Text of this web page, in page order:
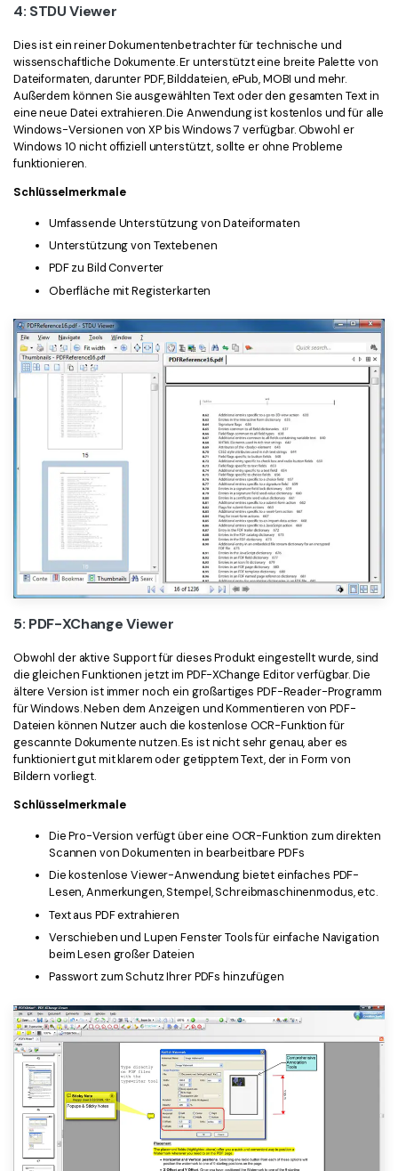
4: STDU Viewer
Dies ist ein reiner Dokumentenbetrachter für technische und
wissenschaftliche Dokumente. Er unterstützt eine breite Palette von
Dateiformaten, darunter PDF, Bilddateien, ePub, MOBI und mehr.
Außerdem können Sie ausgewählten Text oder den gesamten Text in
eine neue Datei extrahieren. Die Anwendung ist kostenlos und für alle
Windows-Versionen von XP bis Windows 7 verfügbar. Obwohl er
Windows 10 nicht offiziell unterstützt, sollte er ohne Probleme
funktionieren.
Schlüsselmerkmale
Umfassende Unterstützung von Dateiformaten
Unterstützung von Textebenen
PDF zu Bild Converter
Oberfläche mit Registerkarten
5: PDF-XChange Viewer
Obwohl der aktive Support für dieses Produkt eingestellt wurde, sind
die gleichen Funktionen jetzt im PDF-XChange Editor verfügbar. Die
ältere Version ist immer noch ein großartiges PDF-Reader-Programm
für Windows. Neben dem Anzeigen und Kommentieren von PDF-
Dateien können Nutzer auch die kostenlose OCR-Funktion für
gescannte Dokumente nutzen. Es ist nicht sehr genau, aber es
funktioniert gut mit klarem oder getipptem Text, der in Form von
Bildern vorliegt.
Schlüsselmerkmale
Die Pro-Version verfügt über eine OCR-Funktion zum direkten
Scannen von Dokumenten in bearbeitbare PDFs
Die kostenlose Viewer-Anwendung bietet einfaches PDF-
Lesen, Anmerkungen, Stempel, Schreibmaschinenmodus, etc.
Text aus PDF extrahieren
Verschieben und Lupen Fenster Tools für einfache Navigation
beim Lesen großer Dateien
Passwort zum Schutz Ihrer PDFs hinzufügen